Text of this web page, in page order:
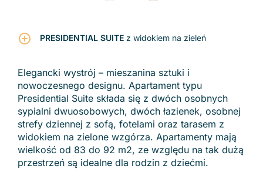
PRESIDENTIAL SUITE z widokiem na zieleń
Elegancki wystrój – mieszanina sztuki i
nowoczesnego designu. Apartament typu
Presidential Suite składa się z dwóch osobnych
sypialni dwuosobowych, dwóch łazienek, osobnej
strefy dziennej z sofą, fotelami oraz tarasem z
widokiem na zielone wzgórza. Apartamenty mają
wielkość od 83 do 92 m2, ze względu na tak dużą
przestrzeń są idealne dla rodzin z dziećmi.